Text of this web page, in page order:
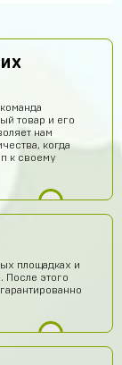
товар и его
нам
когда
к своему
площадках и
После этого